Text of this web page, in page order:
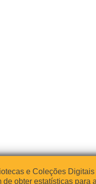
e Coleções
de obter estatísticas para